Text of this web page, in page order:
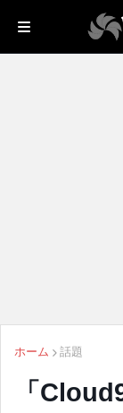
ホーム 話題
「